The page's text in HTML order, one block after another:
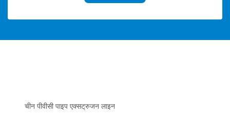
चीन पीवीसी पाइप एक्सट्रुजन लाइन